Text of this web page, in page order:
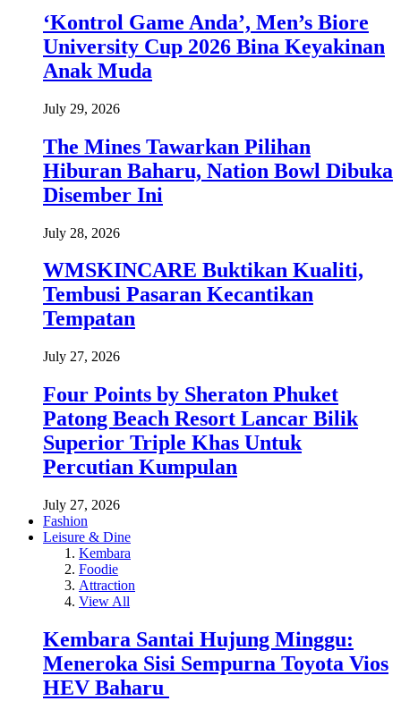
‘Kontrol Game Anda’, Men’s Biore
University Cup 2026 Bina Keyakinan
Anak Muda
July 29, 2026
The Mines Tawarkan Pilihan
Hiburan Baharu, Nation Bowl Dibuka
Disember Ini
July 28, 2026
WMSKINCARE Buktikan Kualiti,
Tembusi Pasaran Kecantikan
Tempatan
July 27, 2026
Four Points by Sheraton Phuket
Patong Beach Resort Lancar Bilik
Superior Triple Khas Untuk
Percutian Kumpulan
July 27, 2026
Fashion
Leisure & Dine
Kembara
Foodie
Attraction
View All
Kembara Santai Hujung Minggu:
Meneroka Sisi Sempurna Toyota Vios
HEV Baharu